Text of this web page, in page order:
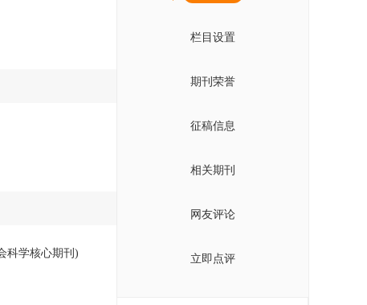
科学核心期刊)
栏目设置
期刊荣誉
征稿信息
相关期刊
网友评论
立即点评